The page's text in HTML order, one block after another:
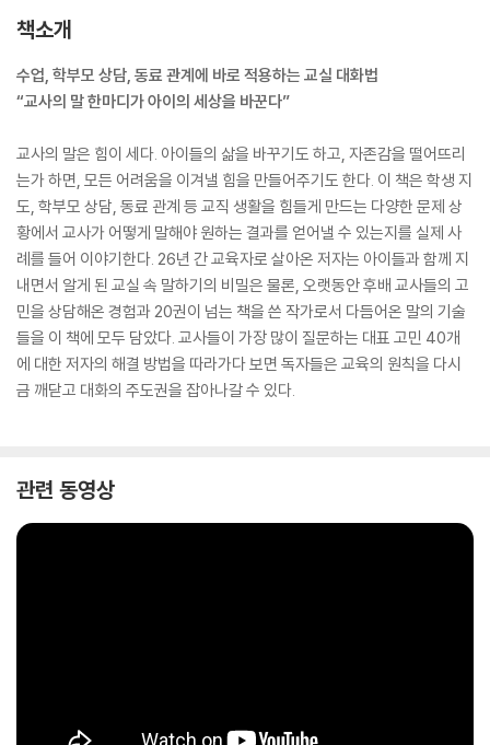
책소개
수업, 학부모 상담, 동료 관계에 바로 적용하는 교실 대화법
“교사의 말 한마디가 아이의 세상을 바꾼다”
교사의 말은 힘이 세다. 아이들의 삶을 바꾸기도 하고, 자존감을 떨어뜨리
는가 하면, 모든 어려움을 이겨낼 힘을 만들어주기도 한다. 이 책은 학생 지
도, 학부모 상담, 동료 관계 등 교직 생활을 힘들게 만드는 다양한 문제 상
황에서 교사가 어떻게 말해야 원하는 결과를 얻어낼 수 있는지를 실제 사
례를 들어 이야기한다. 26년 간 교육자로 살아온 저자는 아이들과 함께 지
내면서 알게 된 교실 속 말하기의 비밀은 물론, 오랫동안 후배 교사들의 고
민을 상담해온 경험과 20권이 넘는 책을 쓴 작가로서 다듬어온 말의 기술
들을 이 책에 모두 담았다. 교사들이 가장 많이 질문하는 대표 고민 40개
에 대한 저자의 해결 방법을 따라가다 보면 독자들은 교육의 원칙을 다시
금 깨닫고 대화의 주도권을 잡아나갈 수 있다.
관련 동영상